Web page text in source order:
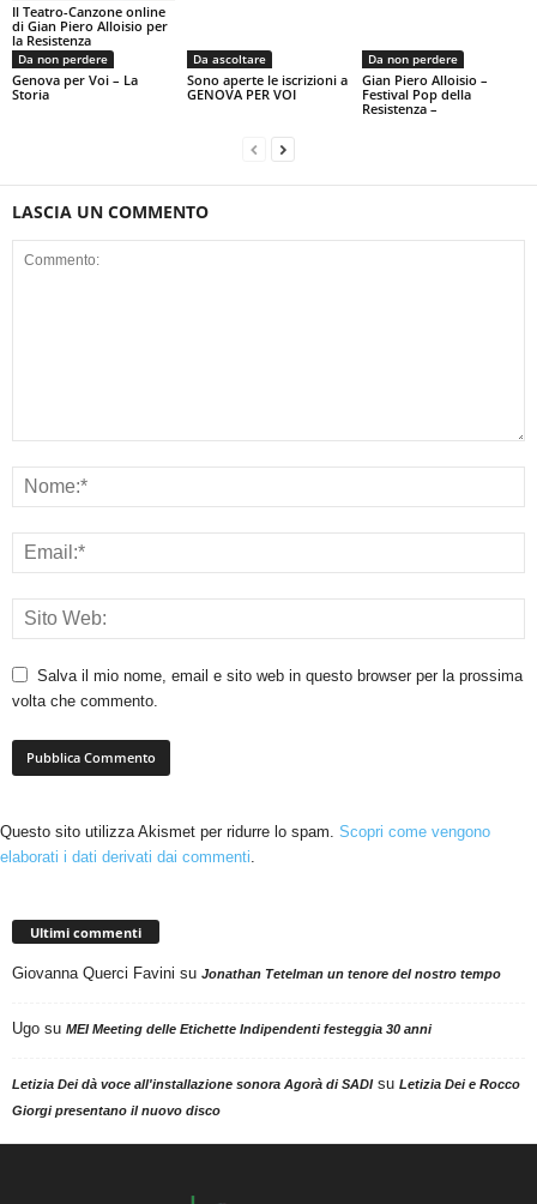
Il Teatro-Canzone online
di Gian Piero Alloisio per
la Resistenza
Da non perdere
Genova per Voi – La
Storia
Da ascoltare
Sono aperte le iscrizioni a
GENOVA PER VOI
Da non perdere
Gian Piero Alloisio –
Festival Pop della
Resistenza –
LASCIA UN COMMENTO
Salva il mio nome, email e sito web in questo browser per la prossima
volta che commento.
Questo sito utilizza Akismet per ridurre lo spam. Scopri come vengono
elaborati i dati derivati dai commenti
Ultimi commenti
Giovanna Querci Favini su Jonathan Tetelman un tenore del nostro tempo
Ugo su MEI Meeting delle Etichette Indipendenti festeggia 30 anni
Letizia Dei dà voce all'installazione sonora Agorà di SADIsu Letizia Dei e Rocco
Giorgi presentano il nuovo disco